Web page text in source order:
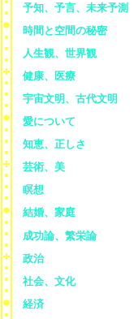
予知、予言、未来予測
時間と空間の秘密
人生観、世界観
健康、医療
宇宙文明、古代文明
愛について
知恵、正しさ
芸術、美
瞑想
結婚、家庭
成功論、繁栄論
政治
社会、文化
経済